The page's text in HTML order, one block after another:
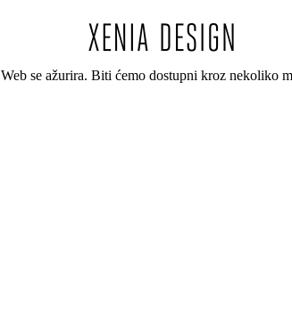
Web se ažurira. Biti ćemo dostupni kroz nekoliko